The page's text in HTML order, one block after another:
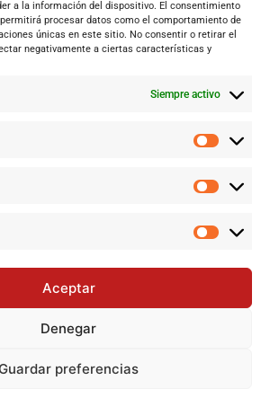
a la información del dispositivo. El consentimiento
procesar datos como el comportamiento de
únicas en este sitio. No consentir o retirar el
negativamente a ciertas características y
Siempre activo
Aceptar
Denegar
preferencias
que decidió evolucionar sin perder su
Un recorrido por las memorias de Dos